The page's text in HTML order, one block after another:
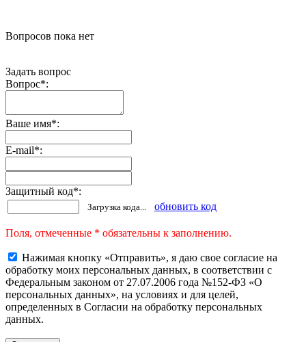
Вопросов пока нет
Задать вопрос
Вопрос*:
Ваше имя*:
E-mail*:
Защитный код*:
Загрузка кода... обновить код
Поля, отмеченные * обязательны к заполнению.
Нажимая кнопку «Отправить», я даю свое согласие на
обработку моих персональных данных, в соответствии с
Федеральным законом от 27.07.2006 года №152-ФЗ «О
персональных данных», на условиях и для целей,
определенных в Согласии на обработку персональных
данных.